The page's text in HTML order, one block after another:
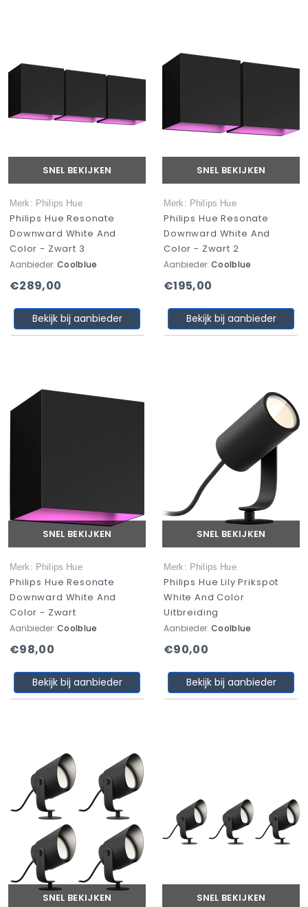
SNEL BEKIJKEN
Merk: Philips Hue
Philips Hue Resonate
Downward White And
Color - Zwart 3
Aanbieder: Coolblue
€289,00
Bekijk bij aanbieder
SNEL BEKIJKEN
Merk: Philips Hue
Philips Hue Resonate
Downward White And
Color - Zwart 2
Aanbieder: Coolblue
€195,00
Bekijk bij aanbieder
SNEL BEKIJKEN
Merk: Philips Hue
Philips Hue Resonate
Downward White And
Color - Zwart
Aanbieder: Coolblue
€98,00
Bekijk bij aanbieder
SNEL BEKIJKEN
Merk: Philips Hue
Philips Hue Lily Prikspot
White And Color
Uitbreiding
Aanbieder: Coolblue
€90,00
Bekijk bij aanbieder
SNEL BEKIJKEN SNEL BEKIJKEN